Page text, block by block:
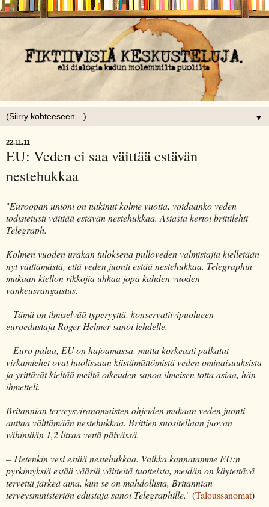
▼
22.11.11
EU: Veden ei saa väittää estävän
nestehukkaa
"Euroopan unioni on tutkinut kolme vuotta, voidaanko veden
todistetusti väittää estävän nestehukkaa. Asiasta kertoi brittilehti
Telegraph.
Kolmen vuoden urakan tuloksena pulloveden valmistajia kielletään
nyt väittämästä, että veden juonti estää nestehukkaa. Telegraphin
mukaan kiellon rikkojia uhkaa jopa kahden vuoden
vankeusrangaistus.
– Tämä on ilmiselvää typeryyttä, konservatiivipuolueen
euroedustaja Roger Helmer sanoi lehdelle.
– Euro palaa, EU on hajoamassa, mutta korkeasti palkatut
virkamiehet ovat huolissaan kiistämättömistä veden ominaisuuksista
ja yrittävät kieltää meiltä oikeuden sanoa ilmeisen totta asiaa, hän
ihmetteli.
Britannian terveysviranomaisten ohjeiden mukaan veden juonti
auttaa välttämään nestehukkaa. Brittien suositellaan juovan
vähintään 1,2 litraa vettä päivässä.
– Tietenkin vesi estää nestehukkaa. Vaikka kannatamme EU:n
pyrkimyksiä estää vääriä väitteitä tuotteista, meidän on käytettävä
tervettä järkeä aina, kun se on mahdollista, Britannian
terveysministeriön edustaja sanoi Telegraphille." (Taloussanomat)